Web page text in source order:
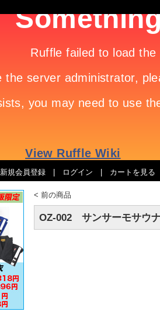
新規会員登録 ログイン カートを見る
< 前の商品
OZ-002 サンサーモサウ